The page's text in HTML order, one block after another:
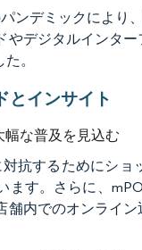
ンデミックによ
デジタルインタ
。
とインサイト
な普及を見込む
抗するためにシ
す。さらに、
内でのオンライ